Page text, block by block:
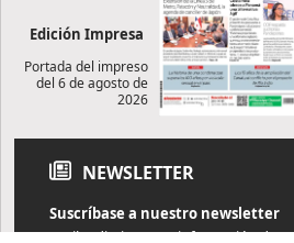
Edición Impresa
Portada del impreso
del 6 de agosto de
2026
NEWSLETTER
Suscríbase a nuestro newsletter
Reciba diariamente información de